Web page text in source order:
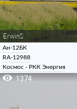
ErwinS
Ан-12БК
RA-12988
Космос - РКК Энергия
1374